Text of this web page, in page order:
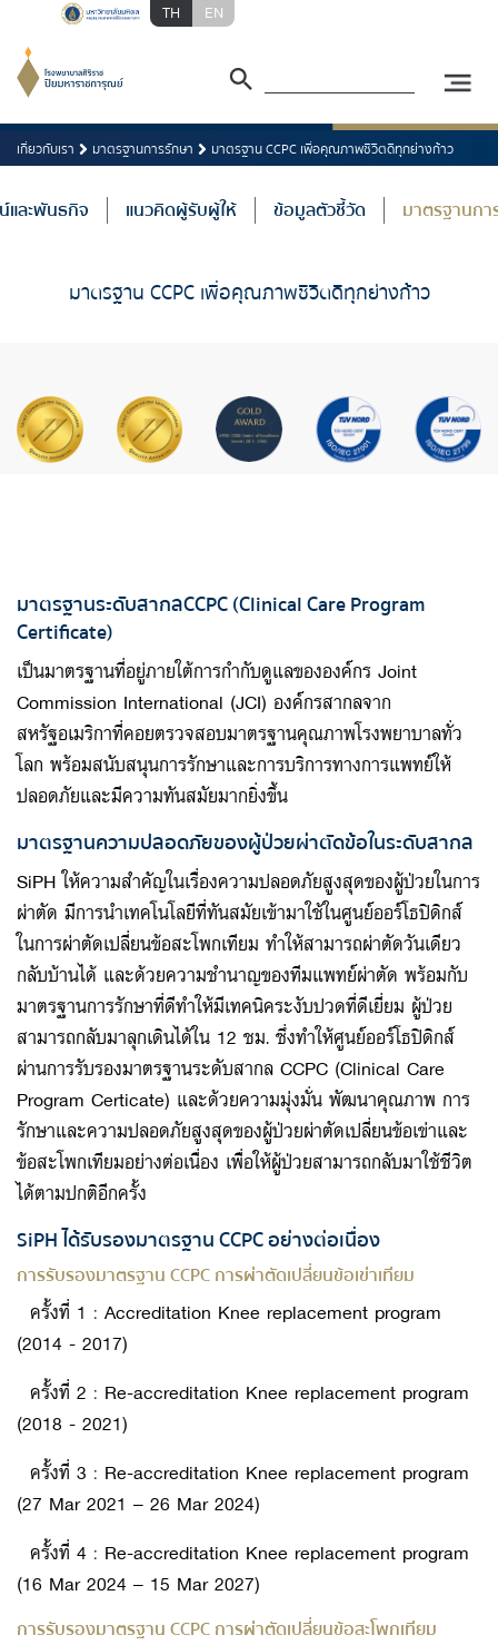
TH EN
เกี่ยวกับเรา มาตรฐานการรักษา มาตรฐาน CCPC เพื่อคุณภาพชีวิตดีทุกย่างก้าว
และพันธกิจ แนวคิดผู้รับผู้ให้ ข้อมูลตัวชี้วัด มาตรฐานก
มาตรฐาน CCPC เพื่อคุณภาพชีวิตดีทุกย่างก้าว
มาตรฐานระดับสากล CCPC (Clinical Care Program
Certificate)
เป็นมาตรฐานที่อยู่ภายใต้การกำกับดูแลขององค์กร Joint
Commission International (JCI) องค์กรสากลจาก
สหรัฐอเมริกาที่คอยตรวจสอบมาตรฐานคุณภาพโรงพยาบาลทั่ว
โลก พร้อมสนับสนุนการรักษาและการบริการทางการแพทย์ให้
ปลอดภัยและมีความทันสมัยมากยิ่งขึ้น
มาตรฐานความปลอดภัยของผู้ป่วยผ่าตัดข้อในระดับสากล
SiPH ให้ความสำคัญในเรื่องความปลอดภัยสูงสุดของผู้ป่วยในการ
ผ่าตัด มีการนำเทคโนโลยีที่ทันสมัยเข้ามาใช้ในศูนย์ออร์โธปิดิกส์
ในการผ่าตัดเปลี่ยนข้อสะโพกเทียม ทำให้สามารถผ่าตัดวันเดียว
กลับบ้านได้ และด้วยความชำนาญของทีมแพทย์ผ่าตัด พร้อมกับ
มาตรฐานการรักษาที่ดีทำให้มีเทคนิคระงับปวดที่ดีเยี่ยม ผู้ป่วย
สามารถกลับมาลุกเดินได้ใน 12 ชม. ซึ่งทำให้ศูนย์ออร์โธปิดิกส์
ผ่านการรับรองมาตรฐานระดับสากล CCPC (Clinical Care
Program Certificate) และด้วยความมุ่งมั่น พัฒนาคุณภาพ การ
รักษาและความปลอดภัยสูงสุดของผู้ป่วยผ่าตัดเปลี่ยนข้อเข่าและ
ข้อสะโพกเทียมอย่างต่อเนื่อง เพื่อให้ผู้ป่วยสามารถกลับมาใช้ชีวิต
ได้ตามปกติอีกครั้ง
SiPH ได้รับรองมาตรฐาน CCPC อย่างต่อเนื่อง
การรับรองมาตรฐาน CCPC การผ่าตัดเปลี่ยนข้อเข่าเทียม
ครั้งที่ 1 : Accreditation Knee replacement program
(2014 - 2017)
ครั้งที่ 2 : Re-accreditation Knee replacement program
(2018 - 2021)
ครั้งที่ 3 : Re-accreditation Knee replacement program
(27 Mar 2021 – 26 Mar 2024)
ครั้งที่ 4 : Re-accreditation Knee replacement program
(16 Mar 2024 – 15 Mar 2027)
การรับรองมาตรฐาน CCPC การผ่าตัดเปลี่ยนข้อสะโพกเทียม